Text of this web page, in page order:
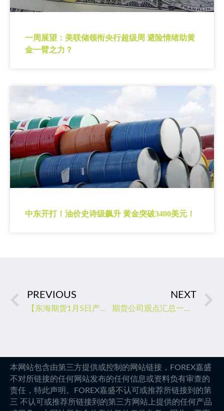
一周展望：美联储领衔央行超级周 避险情绪助黄
金一臂之力？
中东开打！油价史诗级飙升 黄金突破3400美元！
PREVIOUS
【东海期货1月5日产业链日报】能化篇：疫情导致需求恢复推迟，油价继续回调
NEXT
期货公司观点汇总一张图：1月5日有色系（铜、锌、铝、镍、锡等）
本网站包含由第三方提供或控制的网站链接，FOREX嘉盛
不对所链接的任何网站发布的任何信息或资料负有审查的
责任，特此声明。FOREX嘉盛不认可或推荐所链接到的第
三 不认可或推荐所链接到的第三方网站上提供的任何产品